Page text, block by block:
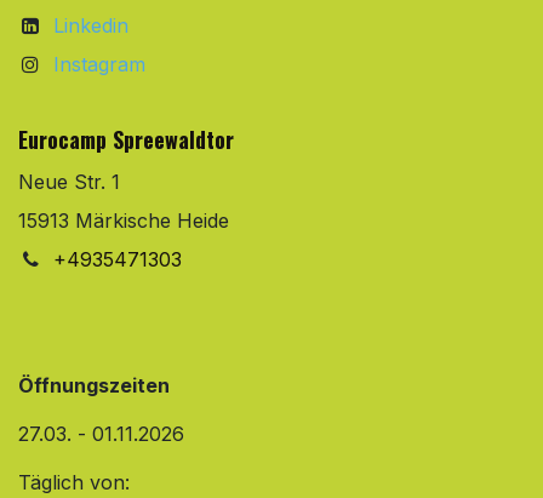
Linkedin
Instagram
Eurocamp Spreewaldtor
Neue Str. 1
15913 Märkische Heide
+4935471303
Öffnungszeiten
27.03. - 01.11.2026
Täglich von: